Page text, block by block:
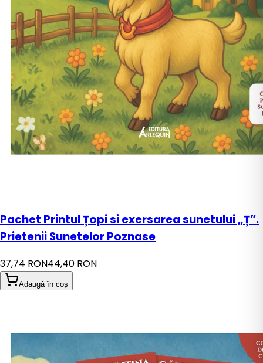
Pachet Printul Țopi si exersarea sunetului „Ț”.
Prietenii Sunetelor Poznase
37,74 RON44,40 RON
Adaugă în coș